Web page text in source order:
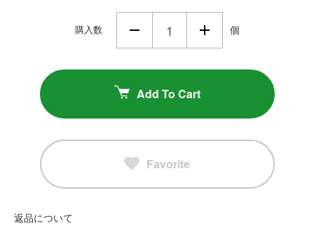
購入数 個
Add To Cart
Favorite
返品について